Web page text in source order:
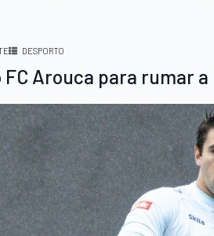
DESPORTO
Arouca para rumar